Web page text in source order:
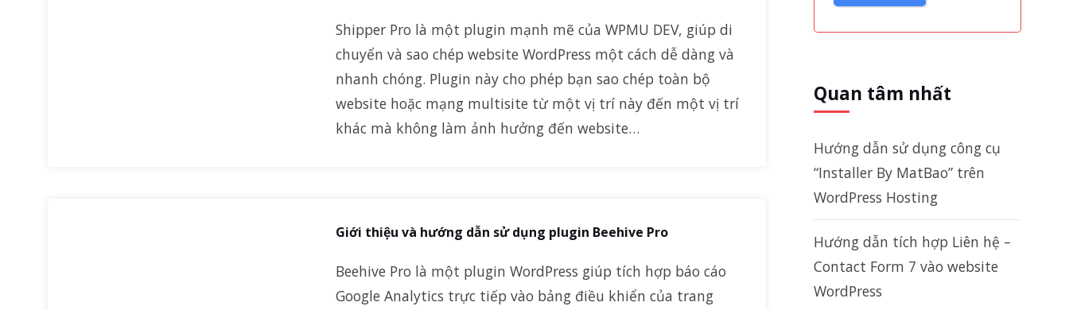
Shipper Pro là một plugin mạnh mẽ của WPMU DEV, giúp di
chuyển và sao chép website WordPress một cách dễ dàng và
nhanh chóng. Plugin này cho phép bạn sao chép toàn bộ
website hoặc mạng multisite từ một vị trí này đến một vị trí
khác mà không làm ảnh hưởng đến website…
Giới thiệu và hướng dẫn sử dụng plugin Beehive Pro
Beehive Pro là một plugin WordPress giúp tích hợp báo cáo
Google Analytics trực tiếp vào bảng điều khiển của trang
Quan tâm nhất
Hướng dẫn sử dụng công cụ
“Installer By MatBao” trên
WordPress Hosting
Hướng dẫn tích hợp Liên hệ –
Contact Form 7 vào website
WordPress